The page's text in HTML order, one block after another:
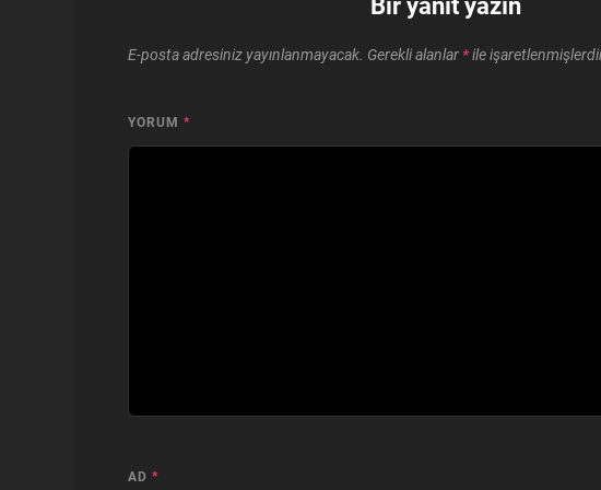
Bir yanıt yazın
E-posta adresiniz yayınlanmayacak. Gerekli alanlar *ile
YORUM *
AD *